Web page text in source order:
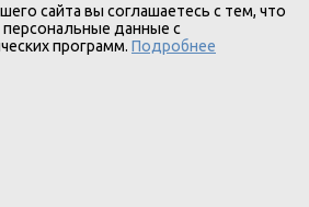
сайта вы соглашаетесь с тем, что
данные с
программ. Подробнее